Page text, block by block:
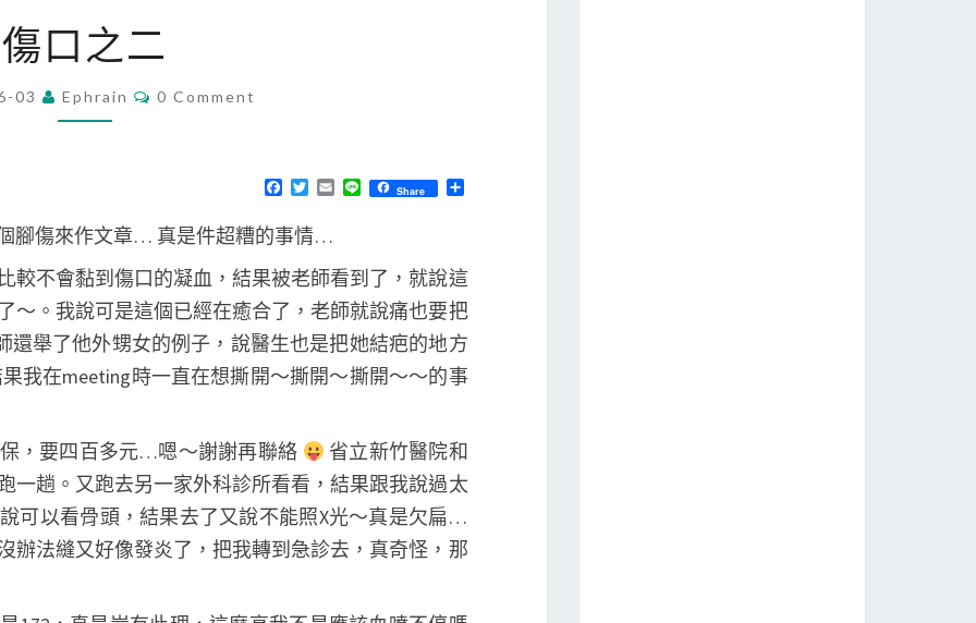
口
二
傷口之二
03 Ephrain
C
0 Comment
F
c
e
o
o
k
T
i
t
e
r
E
L
Share
分
腳傷來作文章… 真是件超糟的事情…
較不會黏到傷口的凝血，結果被老師看到了，就說這
～。我說可是這個已經在癒合了，老師就說痛也要把
還舉了他外甥女的例子，說醫生也是把她結疤的地方
我在meeting時一直在想撕開～撕開～撕開～～的事
，要四百多元…嗯～謝謝再聯絡
省立新竹醫院和
一趟。又跑去另一家外科診所看看，結果跟我說過太
可以看骨頭，結果去了又說不能照X光～真是欠扁…
辦法縫又好像發炎了，把我轉到急診去，真奇怪，那